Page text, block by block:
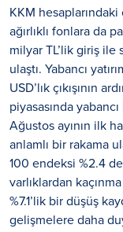
KKM
ağırlıklı fonlara da
milyar TL’lik giriş ile
ulaştı. Yabancı
USD’lık çıkışının
piyasasında
Ağustos ayının ilk
anlamlı bir rakama
100 endeksi %2.4
varlıklardan
%7.1’lik bir düşüş
gelişmelere daha